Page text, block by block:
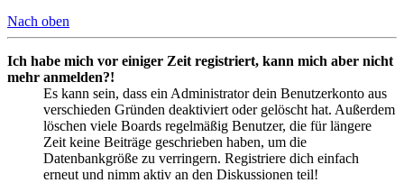
Nach oben
Ich habe mich vor einiger Zeit registriert, kann mich aber nicht
mehr anmelden?!
Es kann sein, dass ein Administrator dein Benutzerkonto aus
verschieden Gründen deaktiviert oder gelöscht hat. Außerdem
löschen viele Boards regelmäßig Benutzer, die für längere
Zeit keine Beiträge geschrieben haben, um die
Datenbankgröße zu verringern. Registriere dich einfach
erneut und nimm aktiv an den Diskussionen teil!